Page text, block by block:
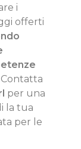
i
offerti
Contatta
per una
la tua
per le